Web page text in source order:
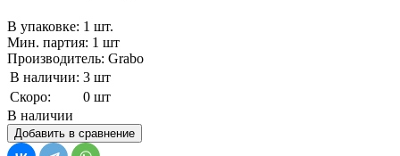
В упаковке: 1 шт.
Мин. партия: 1 шт
Производитель: Grabo
В наличии: 3 шт
Скоро:
0 шт
В наличии
Добавить в сравнение